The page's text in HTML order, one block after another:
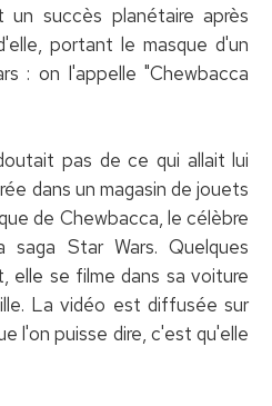
un succès planétaire après
portant le masque d'un
: on l'appelle "Chewbacca
pas de ce qui allait lui
dans un magasin de jouets
de Chewbacca, le célèbre
Star Wars. Quelques
elle se filme dans sa voiture
La vidéo est diffusée sur
l'on puisse dire, c'est qu'elle